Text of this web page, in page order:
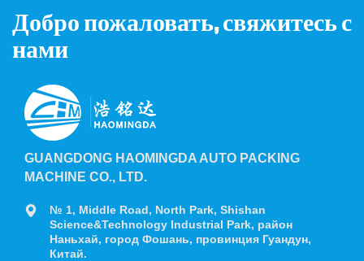
Добро пожаловать, свяжитесь с
нами
GUANGDONG HAOMINGDA AUTO PACKING
MACHINE CO., LTD.
№ 1, Middle Road, North Park, Shishan
Science&Technology Industrial Park, район
Наньхай, город Фошань, провинция Гуандун,
Китай.